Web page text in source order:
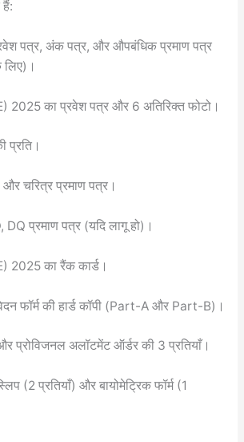
हैं:
पत्र, अंक पत्र, और औपबंधिक प्रमाण पत्र
लिए)।
2025 का प्रवेश पत्र और 6 अतिरिक्त फोटो।
प्रति।
और चरित्र प्रमाण पत्र।
DQ प्रमाण पत्र (यदि लागू हो)।
2025 का रैंक कार्ड।
फॉर्म की हार्ड कॉपी (Part-A और Part-B)।
प्रोविजनल अलॉटमेंट ऑर्डर की 3 प्रतियाँ।
(2 प्रतियाँ) और बायोमेट्रिक फॉर्म (1